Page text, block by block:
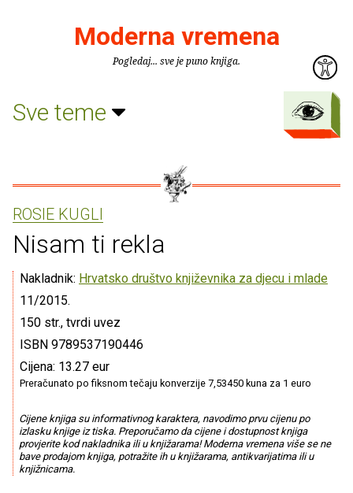
Moderna vremena
Pogledaj... sve je puno knjiga.
Sve teme
ROSIE KUGLI
Nisam ti rekla
Nakladnik: Hrvatsko društvo književnika za djecu i mlade
11/2015.
150 str., tvrdi uvez
ISBN 9789537190446
Cijena: 13.27 eur
Preračunato po fiksnom tečaju konverzije 7,53450 kuna za 1 euro
Cijene knjiga su informativnog karaktera, navodimo prvu cijenu po
izlasku knjige iz tiska. Preporučamo da cijene i dostupnost knjiga
provjerite kod nakladnika ili u knjižarama! Moderna vremena više se ne
bave prodajom knjiga, potražite ih u knjižarama, antikvarijatima ili u
knjižnicama.